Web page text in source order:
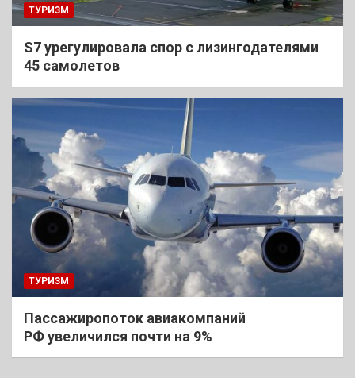
ТУРИЗМ
S7 урегулировала спор с лизингодателями
45 самолетов
ТУРИЗМ
Пассажиропоток авиакомпаний
РФ увеличился почти на 9%